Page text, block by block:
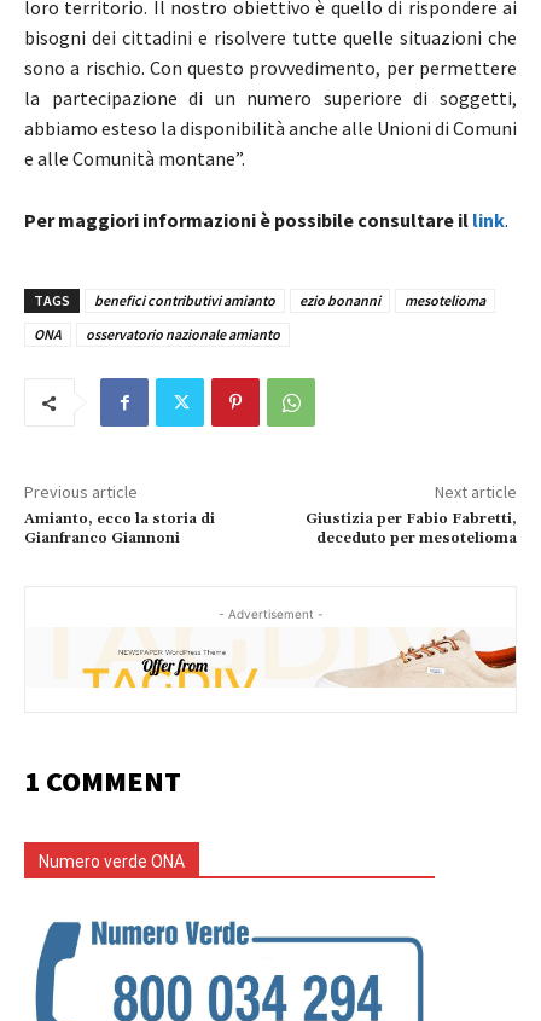
loro territorio. Il nostro obiettivo è quello di rispondere ai
bisogni dei cittadini e risolvere tutte quelle situazioni che
sono a rischio. Con questo provvedimento, per permettere
la partecipazione di un numero superiore di soggetti,
abbiamo esteso la disponibilità anche alle Unioni di Comuni
e alle Comunità montane”.
Per maggiori informazioni è possibile consultare il link.
TAGS benefici contributivi amianto ezio bonanni
mesotelioma
ONA
osservatorio nazionale amianto
Previous article
Amianto, ecco la storia di
Gianfranco Giannoni
Next article
Giustizia per Fabio Fabretti,
deceduto per mesotelioma
- Advertisement -
1 COMMENT
Numero verde ONA